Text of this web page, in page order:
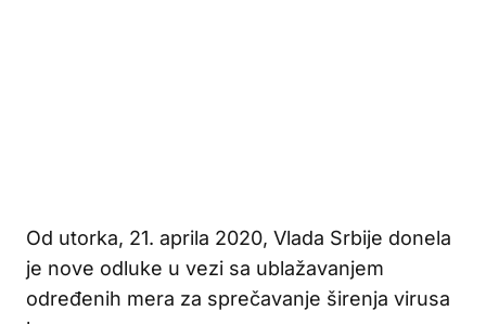
Od utorka, 21. aprila 2020, Vlada Srbije donela
je nove odluke u vezi sa ublažavanjem
određenih mera za sprečavanje širenja virusa